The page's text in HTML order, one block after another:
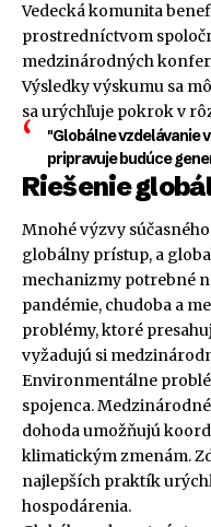
Vedecká komunita
prostredníctvom
medzinárodných
Výsledky výskumu sa
sa urýchľuje pokrok v
"Globálne vzdelávanie
pripravuje budúce
Riešenie
Mnohé výzvy
globálny prístup, a
mechanizmy potrebné
pandémie, chudoba a
problémy, ktoré
vyžadujú si
Environmentálne
spojenca.
dohoda umožňujú
klimatickým zmenám.
najlepších praktík
hospodárenia.